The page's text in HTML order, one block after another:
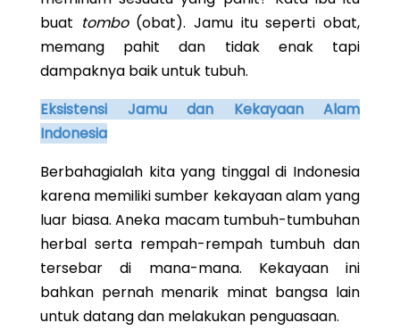
buat tombo(obat). Jamu itu seperti obat,
memang pahit dan tidak enak tapi
dampaknya baik untuk tubuh.
Eksistensi Jamu dan Kekayaan Alam
Indonesia
Berbahagialah kita yang tinggal di Indonesia
karena memiliki sumber kekayaan alam yang
luar biasa. Aneka macam tumbuh-tumbuhan
herbal serta rempah-rempah tumbuh dan
tersebar di mana-mana. Kekayaan ini
bahkan pernah menarik minat bangsa lain
untuk datang dan melakukan penguasaan.